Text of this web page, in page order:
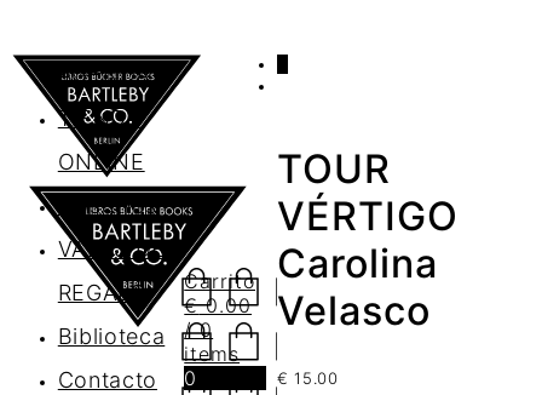
AGENDA
TIENDA
ONLINE
Nosotros
VALES DE
REGALO
Biblioteca
Contacto
Carrito
€0.00
/ 0
items
0
TOUR
VÉRTIGO
Carolina
Velasco
€ 15.00